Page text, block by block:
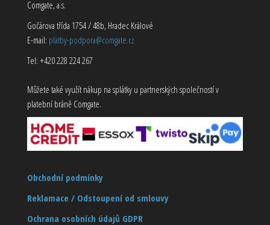
Comgate, a.s.
Gočárova třída 1754 / 48b, Hradec Králové
E-mail: platby-podpora@comgate.cz
Tel: +420 228 224 267
Můžete také využít nákup na splátky u partnerských společností v
platební bráně Comgate.
Obchodní podmínky
Reklamace / Odstoupení od smlouvy
Ochrana osobních údajů GDPR